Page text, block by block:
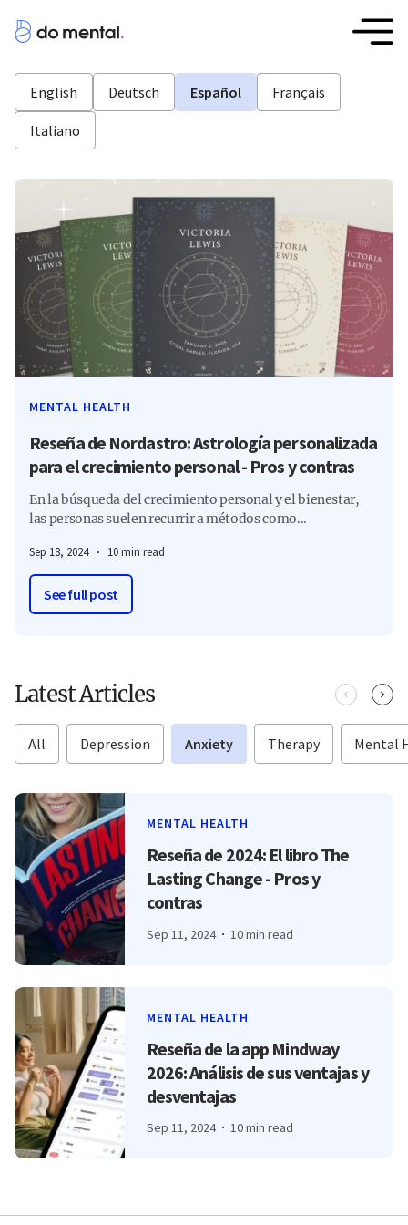
English Deutsch Español Français
Italiano
MENTAL HEALTH
Reseña de Nordastro: Astrología personalizada
para el crecimiento personal - Pros y contras
En la búsqueda del crecimiento personal y el bienestar,
las personas suelen recurrir a métodos como...
Sep 18, 2024 10 min read
See full post
Latest Articles
All Depression Anxiety Therapy Mental
MENTAL HEALTH
Reseña de 2024: El libro The
Lasting Change - Pros y
contras
Sep 11, 2024 10 min read
MENTAL HEALTH
Reseña de la app Mindway
2026: Análisis de sus ventajas y
desventajas
Sep 11, 2024 10 min read